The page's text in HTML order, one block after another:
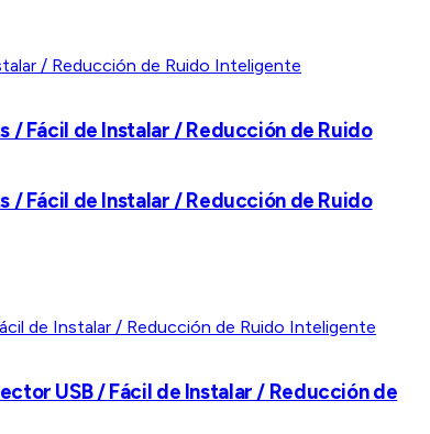
/ Fácil de Instalar / Reducción de Ruido
/ Fácil de Instalar / Reducción de Ruido
USB / Fácil de Instalar / Reducción de